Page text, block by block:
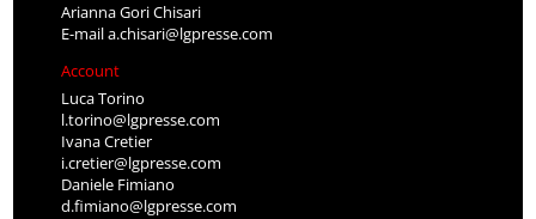
Arianna Gori Chisari
E-maila.chisari@lgpresse.com
Account
Luca Torino
l.torino@lgpresse.com
Ivana Cretier
i.cretier@lgpresse.com
Daniele Fimiano
d.fimiano@lgpresse.com